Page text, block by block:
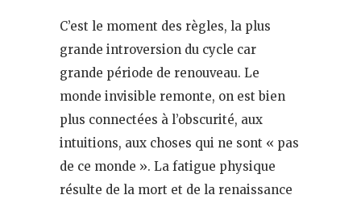
C’est le moment des règles, la plus
grande introversion du cycle car
grande période de renouveau. Le
monde invisible remonte, on est bien
plus connectées à l’obscurité, aux
intuitions, aux choses qui ne sont « pas
de ce monde ». La fatigue physique
résulte de la mort et de la renaissance